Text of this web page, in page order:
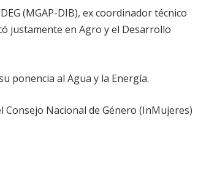
(MGAP-DIB), ex coordinador técnico
justamente en Agro y el Desarrollo
ponencia al Agua y la Energía.
Nacional de Género (InMujeres)